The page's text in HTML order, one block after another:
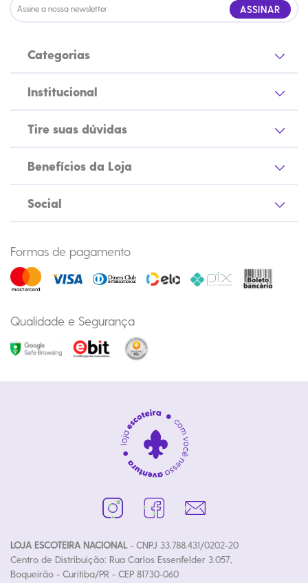
ASSINAR
Categorias
Institucional
Tire suas dúvidas
Benefícios da Loja
Social
Formas de pagamento
Qualidade e Segurança
LOJA ESCOTEIRA NACIONAL- CNPJ 33.788.431/0202-20
Centro de Distribuição: Rua Carlos Essenfelder 3.057,
Boqueirão - Curitiba/PR - CEP 81730-060